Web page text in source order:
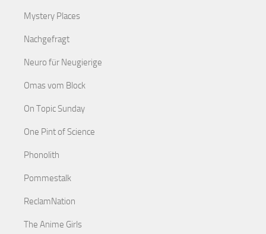
Mystery Places
Nachgefragt
Neuro für Neugierige
Omas vom Block
On Topic Sunday
One Pint of Science
Phonolith
Pommestalk
ReclamNation
The Anime Girls